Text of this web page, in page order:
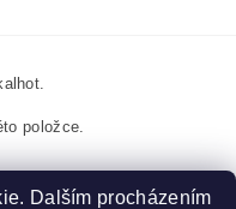
položce.
Dalším procházením